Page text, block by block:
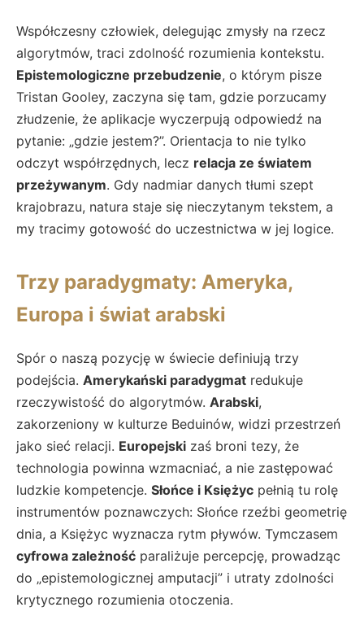
Współczesny człowiek, delegując zmysły na rzecz
algorytmów, traci zdolność rozumienia kontekstu.
Epistemologiczne przebudzenie, o którym pisze
Tristan Gooley, zaczyna się tam, gdzie porzucamy
złudzenie, że aplikacje wyczerpują odpowiedź na
pytanie: „gdzie jestem?”. Orientacja to nie tylko
odczyt współrzędnych, lecz relacja ze światem
przeżywanym. Gdy nadmiar danych tłumi szept
krajobrazu, natura staje się nieczytanym tekstem, a
my tracimy gotowość do uczestnictwa w jej logice.
Trzy paradygmaty: Ameryka,
Europa i świat arabski
Spór o naszą pozycję w świecie definiują trzy
podejścia. Amerykański paradygmat redukuje
rzeczywistość do algorytmów. Arabski,
zakorzeniony w kulturze Beduinów, widzi przestrzeń
jako sieć relacji. Europejski zaś broni tezy, że
technologia powinna wzmacniać, a nie zastępować
ludzkie kompetencje. Słońce i Księżyc pełnią tu rolę
instrumentów poznawczych: Słońce rzeźbi geometrię
dnia, a Księżyc wyznacza rytm pływów. Tymczasem
cyfrowa zależność paraliżuje percepcję, prowadząc
do „epistemologicznej amputacji” i utraty zdolności
krytycznego rozumienia otoczenia.